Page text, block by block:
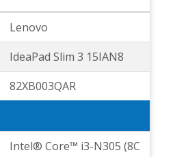
Lenovo
IdeaPad Slim 3 15IAN8
82XB003QAR
Intel® Core™ i3-N305 (8C